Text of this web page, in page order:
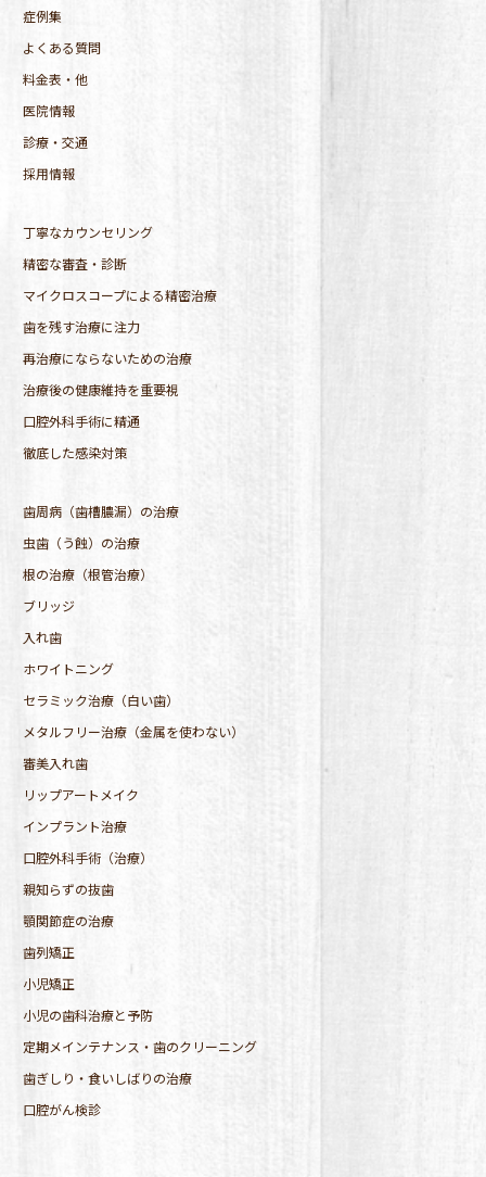
症例集
よくある質問
料金表・他
医院情報
診療・交通
採用情報
丁寧なカウンセリング
精密な審査・診断
マイクロスコープによる精密治療
歯を残す治療に注力
再治療にならないための治療
治療後の健康維持を重要視
口腔外科手術に精通
徹底した感染対策
歯周病（歯槽膿漏）の治療
虫歯（う蝕）の治療
根の治療（根管治療）
ブリッジ
入れ歯
ホワイトニング
セラミック治療（白い歯）
メタルフリー治療（金属を使わない）
審美入れ歯
リップアートメイク
インプラント治療
口腔外科手術（治療）
親知らずの抜歯
顎関節症の治療
歯列矯正
小児矯正
小児の歯科治療と予防
定期メインテナンス・歯のクリーニング
歯ぎしり・食いしばりの治療
口腔がん検診